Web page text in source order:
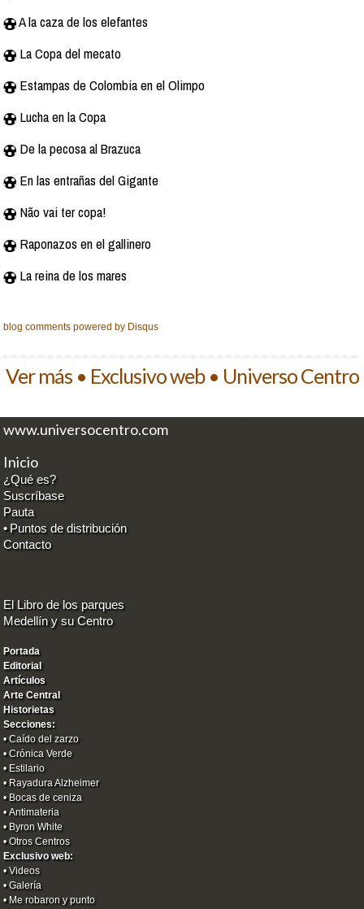
A la caza de los elefantes
La Copa del mecato
Estampas de Colombia en el Olimpo
Lucha en la Copa
De la pecosa al Brazuca
En las entrañas del Gigante
Não vai ter copa!
Raponazos en el gallinero
La reina de los mares
blog comments powered by Disqus
Ver más • Exclusivo web • Universo Centro
www.universocentro.com
Inicio
¿Qué es?
Suscríbase
Pauta
• Puntos de distribución
Contacto
El Libro de los parques
Medellín y su Centro
Portada
Editorial
Artículos
Arte Central
Historietas
Secciones:
•Caído del zarzo
•Crónica Verde
•Estilario
•Rayadura Alzheimer
•Bocas de ceniza
•Antimateria
•Byron White
•Otros Centros
Exclusivo web:
•Videos
•Galería
•Me robaron y punto